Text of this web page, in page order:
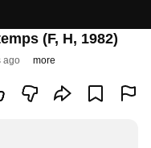
(F, H, 1982)
ago more